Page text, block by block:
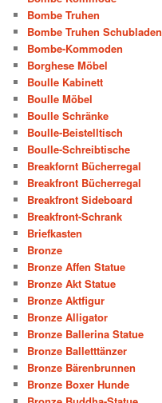
Bombe Truhen
Bombe Truhen Schubladen
Bombe-Kommoden
Borghese Möbel
Boulle Kabinett
Boulle Möbel
Boulle Schränke
Boulle-Beistelltisch
Boulle-Schreibtische
Breakfornt Bücherregal
Breakfront Bücherregal
Breakfront Sideboard
Breakfront-Schrank
Briefkasten
Bronze
Bronze Affen Statue
Bronze Akt Statue
Bronze Aktfigur
Bronze Alligator
Bronze Ballerina Statue
Bronze Balletttänzer
Bronze Bärenbrunnen
Bronze Boxer Hunde